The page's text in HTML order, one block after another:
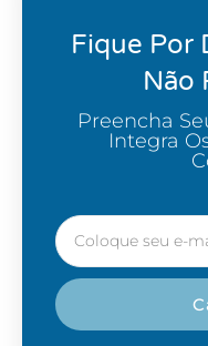
Fique Por
Não
Preencha
Integra